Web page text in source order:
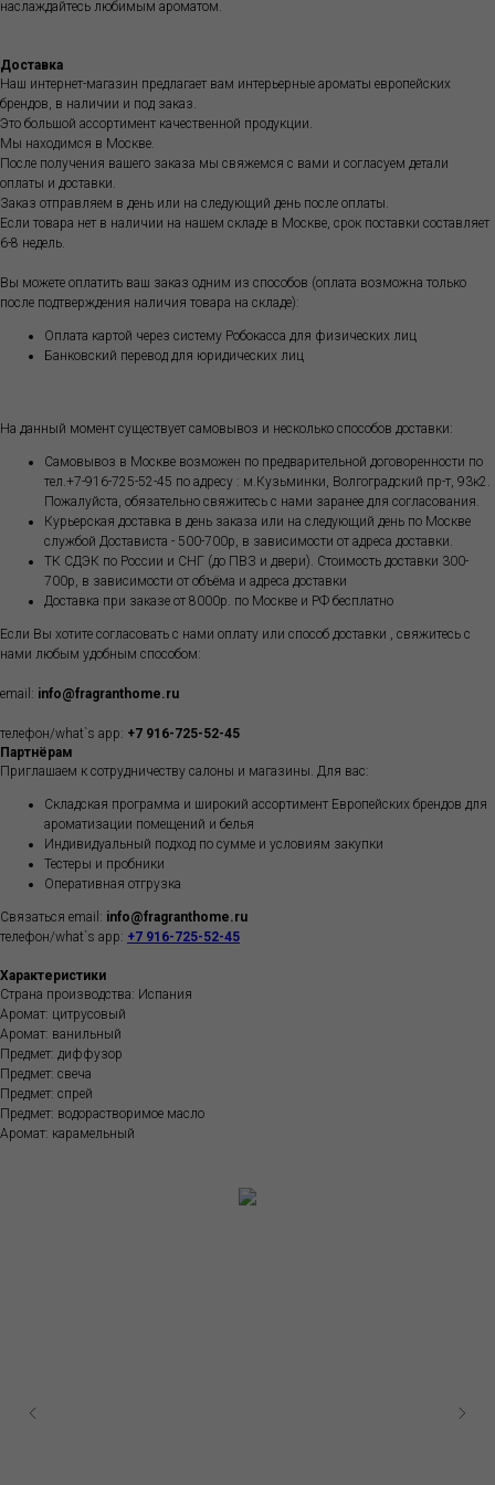
наслаждайтесь любимым ароматом.
Доставка
Наш интернет-магазин предлагает вам интерьерные ароматы европейских
брендов, в наличии и под заказ.
Это большой ассортимент качественной продукции.
Мы находимся в Москве.
После получения вашего заказа мы свяжемся с вами и согласуем детали
оплаты и доставки.
Заказ отправляем в день или на следующий день после оплаты.
Если товара нет в наличии на нашем складе в Москве, срок поставки составляет
6-8 недель.
Вы можете оплатить ваш заказ одним из способов (оплата возможна только
после подтверждения наличия товара на складе):
Оплата картой через систему Робокасса для физических лиц
Банковский перевод для юридических лиц
На данный момент существует самовывоз и несколько способов доставки:
Самовывоз в Москве возможен по предварительной договоренности по
тел.+7-916-725-52-45 по адресу : м.Кузьминки, Волгоградский пр-т, 93к2.
Пожалуйста, обязательно свяжитесь с нами заранее для согласования.
Курьерская доставка в день заказа или на следующий день по Москве
службой Достависта - 500-700р, в зависимости от адреса доставки.
ТК СДЭК по России и СНГ (до ПВЗ и двери). Стоимость доставки 300-
700р, в зависимости от объёма и адреса доставки
Доставка при заказе от 8000р. по Москве и РФ бесплатно
Если Вы хотите согласовать с нами оплату или способ доставки , свяжитесь с
нами любым удобным способом:
email: info@fragranthome.ru
телефон/what`s app: +7 916-725-52-45
Партнёрам
Приглашаем к сотрудничеству салоны и магазины. Для вас:
Складская программа и широкий ассортимент Европейских брендов для
ароматизации помещений и белья
Индивидуальный подход по сумме и условиям закупки
Тестеры и пробники
Оперативная отгрузка
Связаться email: info@fragranthome.ru
телефон/what`s app: +7 916-725-52-45
Характеристики
Страна производства: Испания
Аромат: цитрусовый
Аромат: ванильный
Предмет: диффузор
Предмет: свеча
Предмет: спрей
Предмет: водорастворимое масло
Аромат: карамельный